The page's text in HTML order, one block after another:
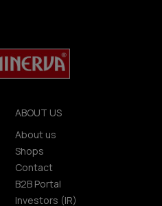
ABOUT US
About us
Shops
Contact
B2B Portal
Investors (IR)